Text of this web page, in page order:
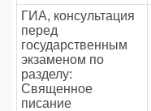
ГИА, консультация
перед
государственным
экзаменом по
разделу:
Священное
писание